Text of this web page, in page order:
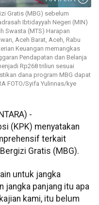
Gratis (MBG) sebelum
Ibtidayyah Negeri (MIN)
Swasta (MTS) Harapan
Aceh Barat, Aceh, Rabu
Keuangan memangkas
Pendapatan dan Belanja
Rp268 triliun sesuai
dana program MBG dapat
FOTO/Syifa Yulinnas/kye
-
(KPK) menyatakan
terkait
Gratis (MBG).
untuk jangka
jangka panjang itu apa
kami, itu belum